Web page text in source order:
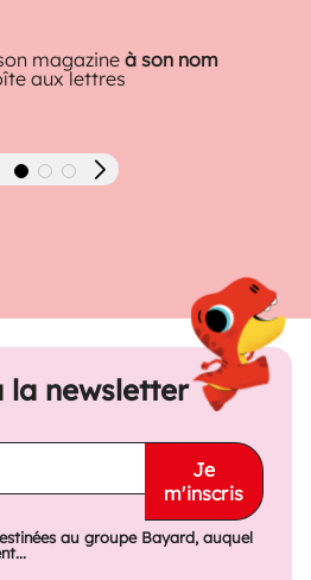
magazineà son nom
aux lettres
Suivant
newsletter
Je
m'inscris
au groupe Bayard, auquel